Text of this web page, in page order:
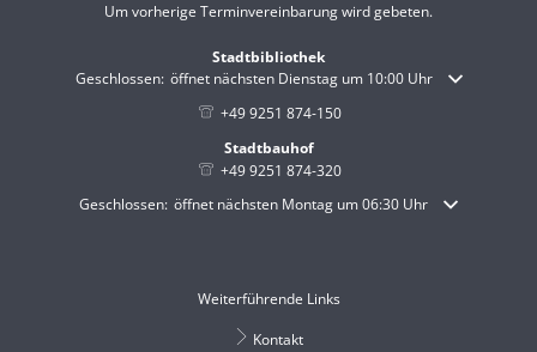
Um vorherige Terminvereinbarung wird gebeten.
Stadtbibliothek
Klicken, um weitere Öffnungs- oder Schließzeiten auszublenden
Geschlossen: öffnet nächsten Dienstag um 10:00 Uhr
+49 9251 874-150
Stadtbauhof
+49 9251 874-320
Klicken, um weitere Öffnungs- oder Schließzeiten auszublenden
Geschlossen: öffnet nächsten Montag um 06:30 Uhr
Weiterführende Links
Kontakt